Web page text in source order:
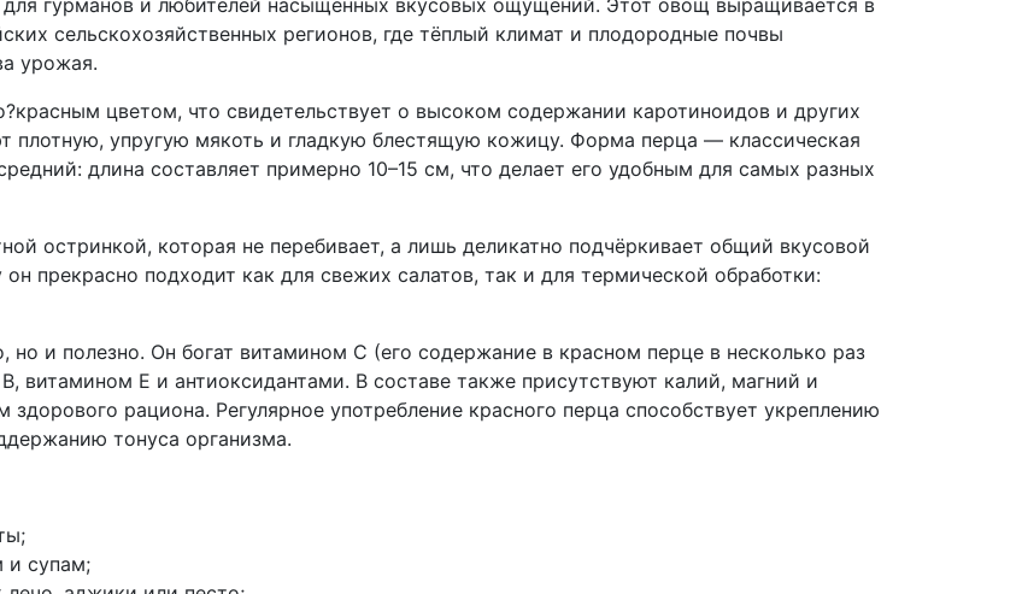
сельскохозяйственных регионов, где тёплый климат и плодородные почвы
урожая.
цветом, что свидетельствует о высоком содержании каротиноидов и других
плотную, упругую мякоть и гладкую блестящую кожицу. Форма перца — классическая
длина составляет примерно 10–15 см, что делает его удобным для самых разных
остринкой, которая не перебивает, а лишь деликатно подчёркивает общий вкусовой
прекрасно подходит как для свежих салатов, так и для термической обработки:
и полезно. Он богат витамином C (его содержание в красном перце в несколько раз
витамином E и антиоксидантами. В составе также присутствуют калий, магний и
рациона. Регулярное употребление красного перца способствует укреплению
тонуса организма.
и супам;